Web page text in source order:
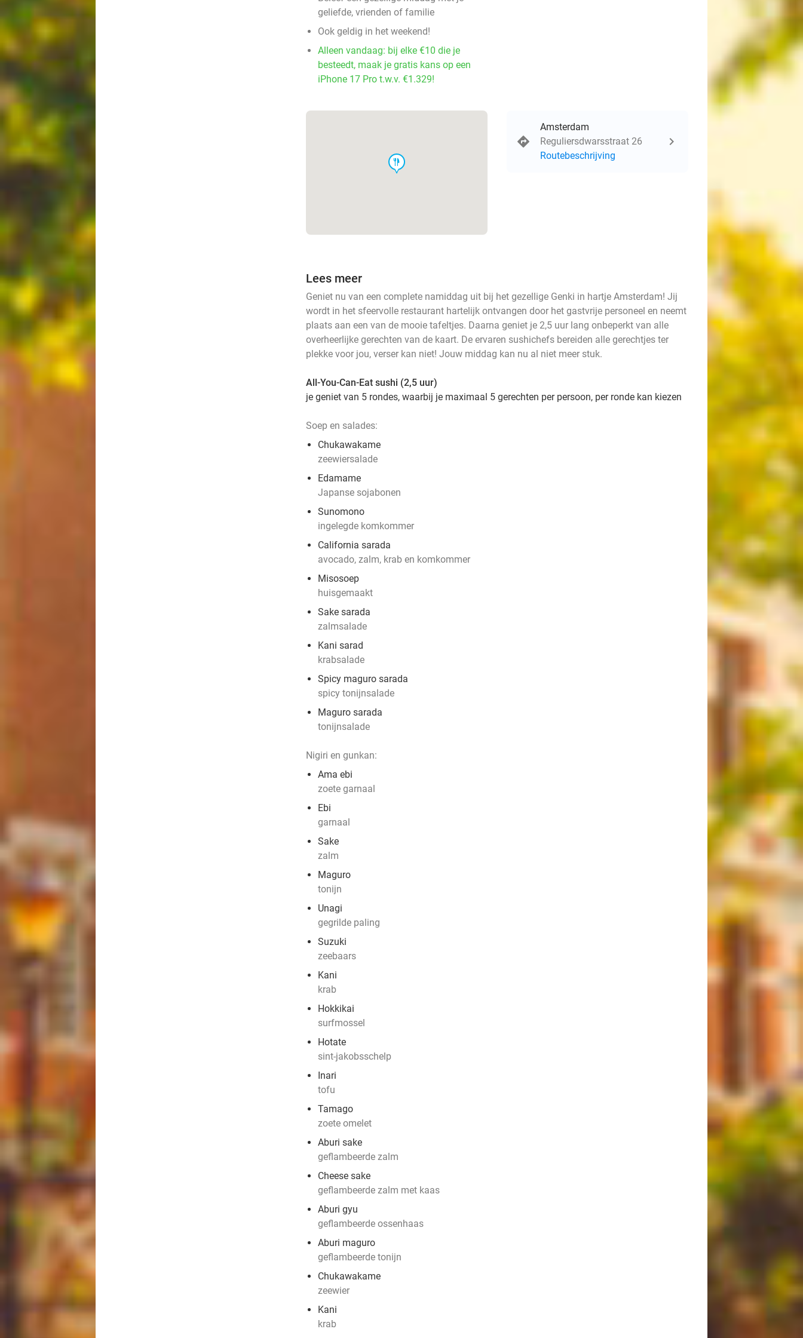
geliefde, vrienden of familie
Ook geldig in het weekend!
Alleen vandaag: bij elke €10 die je
besteedt, maak je gratis kans op een
iPhone 17 Pro t.w.v. €1.329!
food
Amsterdam
Reguliersdwarsstraat 26
Routebeschrijving
Lees meer
Geniet nu van een complete namiddag uit bij het gezellige Genki in hartje Amsterdam! Jij
wordt in het sfeervolle restaurant hartelijk ontvangen door het gastvrije personeel en neemt
plaats aan een van de mooie tafeltjes. Daarna geniet je 2,5 uur lang onbeperkt van alle
overheerlijke gerechten van de kaart. De ervaren sushichefs bereiden alle gerechtjes ter
plekke voor jou, verser kan niet! Jouw middag kan nu al niet meer stuk.
All-You-Can-Eat sushi (2,5 uur)
je geniet van 5 rondes, waarbij je maximaal 5 gerechten per persoon, per ronde kan kiezen
Soep en salades:
Chukawakame
zeewiersalade
Edamame
Japanse sojabonen
Sunomono
ingelegde komkommer
California sarada
avocado, zalm, krab en komkommer
Misosoep
huisgemaakt
Sake sarada
zalmsalade
Kani sarad
krabsalade
Spicy maguro sarada
spicy tonijnsalade
Maguro sarada
tonijnsalade
Nigiri en gunkan:
Ama ebi
zoete garnaal
Ebi
garnaal
Sake
zalm
Maguro
tonijn
Unagi
gegrilde paling
Suzuki
zeebaars
Kani
krab
Hokkikai
surfmossel
Hotate
sint-jakobsschelp
Inari
tofu
Tamago
zoete omelet
Aburi sake
geflambeerde zalm
Cheese sake
geflambeerde zalm met kaas
Aburi gyu
geflambeerde ossenhaas
Aburi maguro
geflambeerde tonijn
Chukawakame
zeewier
Kani
krab